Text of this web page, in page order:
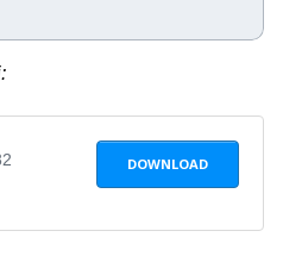
DOWNLOAD